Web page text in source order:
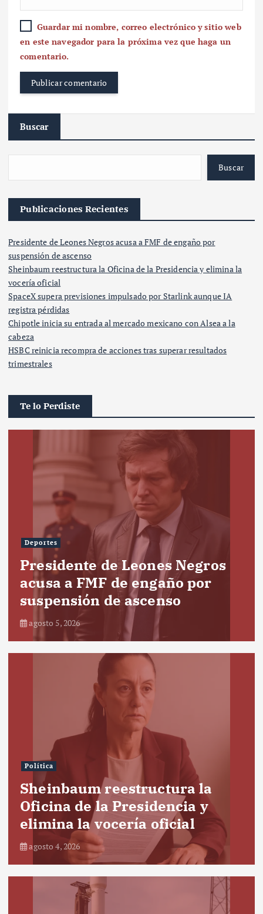
Guardar mi nombre, correo electrónico y sitio web
en este navegador para la próxima vez que haga un
comentario.
Buscar
Buscar
Publicaciones Recientes
Presidente de Leones Negros acusa a FMF de engaño por
suspensión de ascenso
Sheinbaum reestructura la Oficina de la Presidencia y elimina la
vocería oficial
SpaceX supera previsiones impulsado por Starlink aunque IA
registra pérdidas
Chipotle inicia su entrada al mercado mexicano con Alsea a la
cabeza
HSBC reinicia recompra de acciones tras superar resultados
trimestrales
Te lo Perdiste
Deportes
Presidente de Leones Negros
acusa a FMF de engaño por
suspensión de ascenso
agosto 5, 2026
Política
Sheinbaum reestructura la
Oficina de la Presidencia y
elimina la vocería oficial
agosto 4, 2026